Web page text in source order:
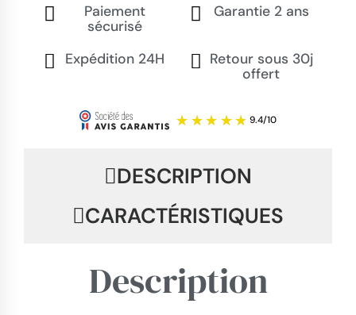
Paiement
sécurisé
Garantie 2 ans
Expédition 24H
Retour sous 30j
offert
DESCRIPTION
CARACTÉRISTIQUES
Description